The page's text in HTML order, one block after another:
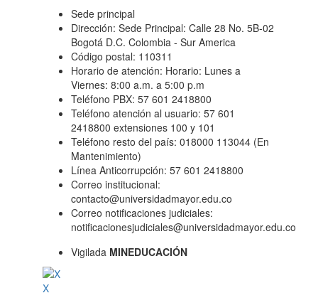
Sede principal
Dirección: Sede Principal: Calle 28 No. 5B-02
Bogotá D.C. Colombia - Sur America
Código postal: 110311
Horario de atención: Horario: Lunes a
Viernes: 8:00 a.m. a 5:00 p.m
Teléfono PBX: 57 601 2418800
Teléfono atención al usuario: 57 601
2418800 extensiones 100 y 101
Teléfono resto del país: 018000 113044 (En
Mantenimiento)
Línea Anticorrupción: 57 601 2418800
Correo institucional:
contacto@universidadmayor.edu.co
Correo notificaciones judiciales:
notificacionesjudiciales@universidadmayor.edu.co
Vigilada MINEDUCACIÓN
X